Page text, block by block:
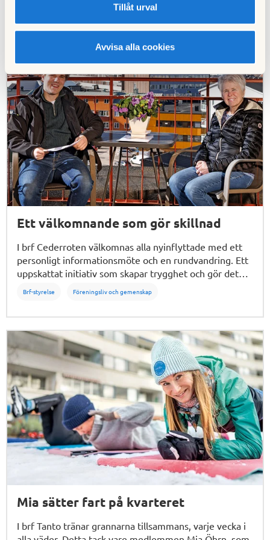
Tillåt urval
Avvisa alla cookies
Få inspiration för ditt boende
Ett välkomnande som gör skillnad
I brf Cederroten välkomnas alla nyinflyttade med ett
personligt informationsmöte och en rundvandring. Ett
uppskattat initiativ som skapar trygghet och gör det
Brf-styrelse Föreningsliv och gemenskap
Mia sätter fart på kvarteret
I brf Tanto tränar grannarna tillsammans, varje vecka i